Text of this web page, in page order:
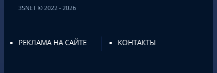
3SNET © 2022 - 2026
РЕКЛАМА НА САЙТЕ КОНТАКТЫ